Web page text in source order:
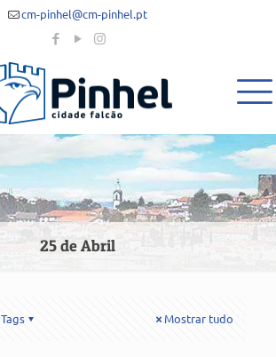
cm-pinhel@cm-pinhel.pt
25 de Abril
Tags Mostrar tudo